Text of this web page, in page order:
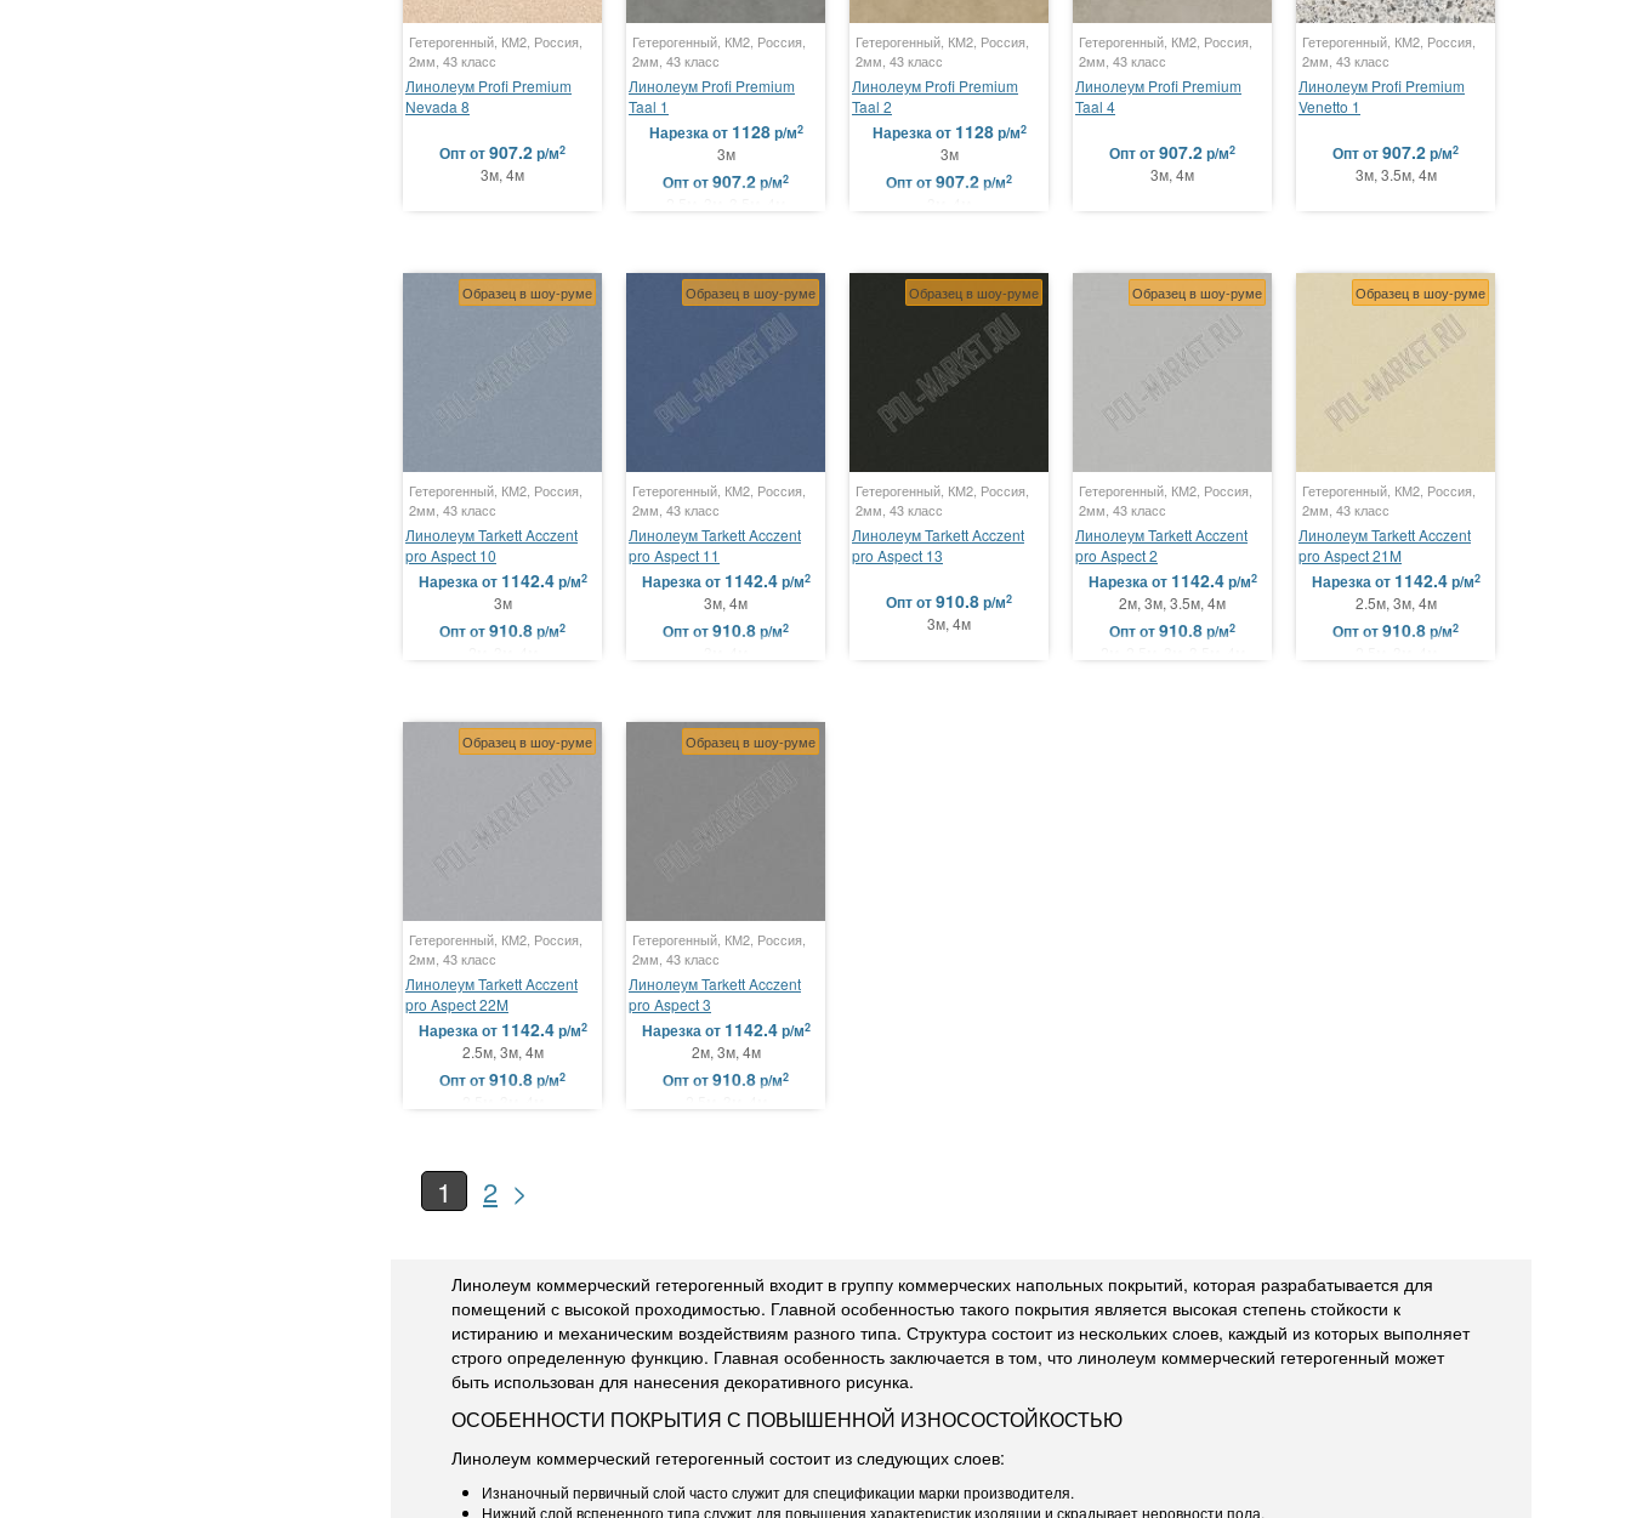
Гетерогенный, КМ2, Россия,
2мм, 43 класс
Линолеум Profi Premium
Nevada 8
Оптот907.2р/м2
3м, 4м
Гетерогенный, КМ2, Россия,
2мм, 43 класс
Линолеум Profi Premium
Taal 1
Нарезкаот 1128р/м2
3м
Оптот907.2р/м2
Гетерогенный, КМ2, Россия,
2мм, 43 класс
Линолеум Profi Premium
Taal 2
Нарезкаот 1128р/м2
3м
Оптот907.2р/м2
Гетерогенный, КМ2, Россия,
2мм, 43 класс
Линолеум Profi Premium
Taal 4
Оптот907.2р/м2
3м, 4м
Гетерогенный, КМ2, Россия,
2мм, 43 класс
Линолеум Profi Premium
Venetto 1
Оптот907.2р/м2
3м, 3.5м, 4м
Образец в шоу-руме
Гетерогенный, КМ2, Россия,
2мм, 43 класс
Линолеум Tarkett Acczent
pro Aspect 10
Нарезкаот 1142.4р/м2
3м
Оптот910.8р/м2
Образец в шоу-руме
Гетерогенный, КМ2, Россия,
2мм, 43 класс
Линолеум Tarkett Acczent
pro Aspect 11
Нарезкаот 1142.4р/м2
3м, 4м
Оптот910.8р/м2
Образец в шоу-руме
Гетерогенный, КМ2, Россия,
2мм, 43 класс
Линолеум Tarkett Acczent
pro Aspect 13
Оптот910.8р/м2
3м, 4м
Образец в шоу-руме
Гетерогенный, КМ2, Россия,
2мм, 43 класс
Линолеум Tarkett Acczent
pro Aspect 2
Нарезкаот 1142.4р/м2
2м, 3м, 3.5м, 4м
Оптот910.8р/м2
Образец в шоу-руме
Гетерогенный, КМ2, Россия,
2мм, 43 класс
Линолеум Tarkett Acczent
pro Aspect 21M
Нарезкаот 1142.4р/м2
2.5м, 3м, 4м
Оптот910.8р/м2
Образец в шоу-руме
Гетерогенный, КМ2, Россия,
2мм, 43 класс
Линолеум Tarkett Acczent
pro Aspect 22M
Нарезкаот 1142.4р/м2
2.5м, 3м, 4м
Оптот910.8р/м2
Образец в шоу-руме
Гетерогенный, КМ2, Россия,
2мм, 43 класс
Линолеум Tarkett Acczent
pro Aspect 3
Нарезкаот 1142.4р/м2
2м, 3м, 4м
Оптот910.8р/м2
1 2 >
Линолеум коммерческий гетерогенный входит в группу коммерческих напольных покрытий, которая разрабатывается для
помещений с высокой проходимостью. Главной особенностью такого покрытия является высокая степень стойкости к
истиранию и механическим воздействиям разного типа. Структура состоит из нескольких слоев, каждый из которых выполняет
строго определенную функцию. Главная особенность заключается в том, что линолеум коммерческий гетерогенный может
быть использован для нанесения декоративного рисунка.
ОСОБЕННОСТИ ПОКРЫТИЯ С ПОВЫШЕННОЙ ИЗНОСОСТОЙКОСТЬЮ
Линолеум коммерческий гетерогенный состоит из следующих слоев:
Изнаночный первичный слой часто служит для спецификации марки производителя.
Нижний слой вспененного типа служит для повышения характеристик изоляции и скрадывает неровности пола.